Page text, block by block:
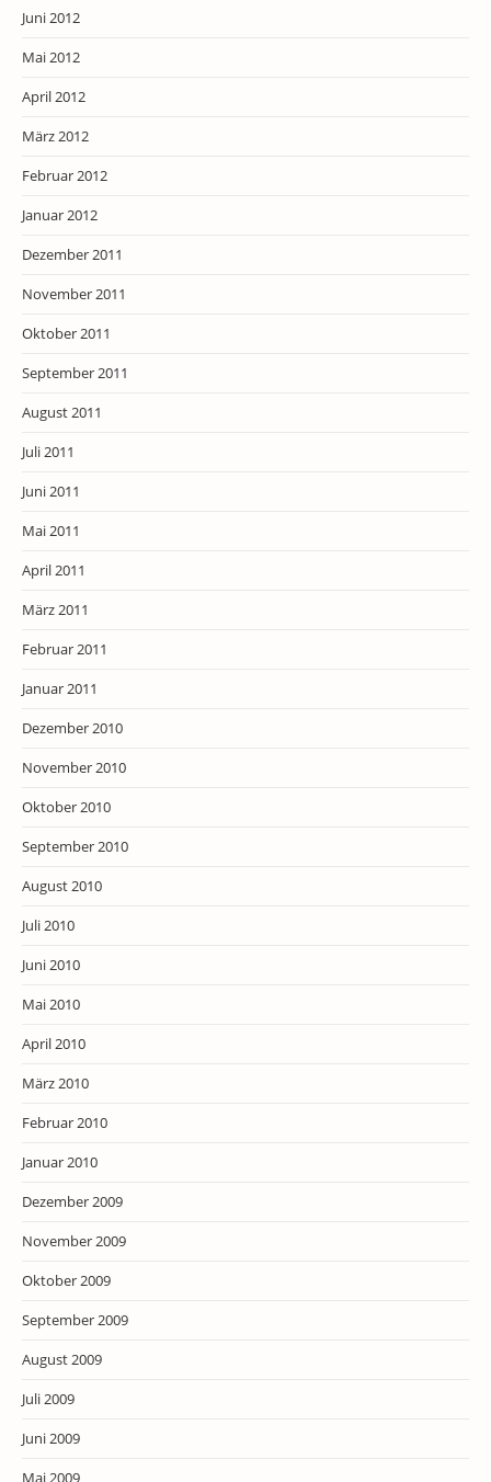
Juni 2012
Mai 2012
April 2012
März 2012
Februar 2012
Januar 2012
Dezember 2011
November 2011
Oktober 2011
September 2011
August 2011
Juli 2011
Juni 2011
Mai 2011
April 2011
März 2011
Februar 2011
Januar 2011
Dezember 2010
November 2010
Oktober 2010
September 2010
August 2010
Juli 2010
Juni 2010
Mai 2010
April 2010
März 2010
Februar 2010
Januar 2010
Dezember 2009
November 2009
Oktober 2009
September 2009
August 2009
Juli 2009
Juni 2009
Mai 2009